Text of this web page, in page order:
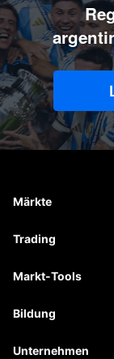
Märkte
Forex
Rohstoffe
Trading
Handelsplattform
Risikomanagement
Markt-Tools
Wirtschaftskalender
Nachrichten
Bildung
Grundlagen
Unternehmen